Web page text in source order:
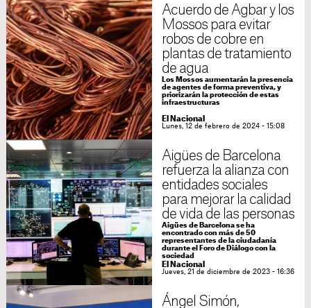
Acuerdo de Agbar y los
Mossos para evitar
robos de cobre en
plantas de tratamiento
de agua
Los Mossos aumentarán la presencia
de agentes de forma preventiva, y
priorizarán la protección de estas
infraestructuras
El Nacional
Lunes, 12 de febrero de 2024 - 15:08
Aigües de Barcelona
refuerza la alianza con
entidades sociales
para mejorar la calidad
de vida de las personas
Aigües de Barcelona se ha
encontrado con más de 50
representantes de la ciudadanía
durante el Foro de Diálogo con la
sociedad
El Nacional
Jueves, 21 de diciembre de 2023 - 16:36
Ángel Simón,